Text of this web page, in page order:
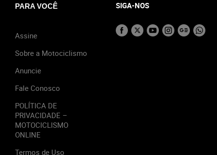
PARA VOCÊ
Assine
Sobre a Motociclismo
Anuncie
Fale Conosco
POLÍTICA DE
PRIVACIDADE –
MOTOCICLISMO
ONLINE
Termos de Uso
SIGA-NOS